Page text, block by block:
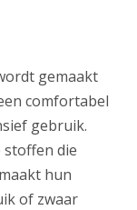
gemaakt
comfortabel
gebruik.
die
hun
of zwaar